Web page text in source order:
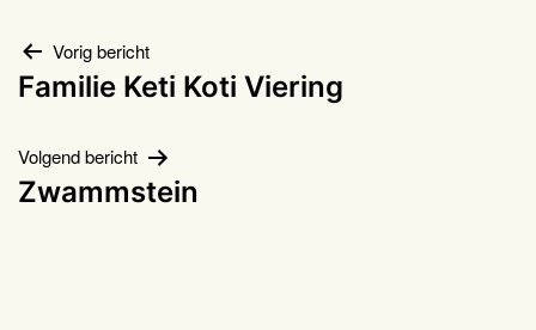
Bericht
Vorig bericht
Familie Keti Koti Viering
Volgend bericht
Zwammstein